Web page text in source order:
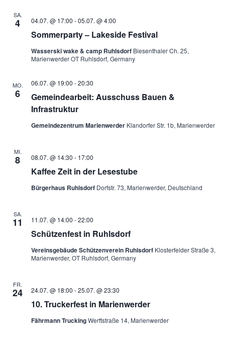
SA.
4
Sommerparty – Lakeside Festival
04.07. @ 17:00 -05.07. @ 4:00
Wasserski wake & camp Ruhlsdorf Biesenthaler Ch. 25,
Marienwerder OT Ruhlsdorf, Germany
MO.
6
Gemeindearbeit: Ausschuss Bauen &
Infrastruktur
06.07. @ 19:00 -20:30
Gemeindezentrum Marienwerder Klandorfer Str. 1b, Marienwerder
MI.
8
Kaffee Zeit in der Lesestube
08.07. @ 14:30 - 17:00
Bürgerhaus Ruhlsdorf Dorfstr. 73, Marienwerder, Deutschland
SA.
11
Schützenfest in Ruhlsdorf
11.07. @ 14:00 -22:00
Vereinsgebäude Schützenverein Ruhlsdorf Klosterfelder Straße 3,
Marienwerder, OT Ruhlsdorf, Germany
FR.
24
10. Truckerfest in Marienwerder
24.07. @ 18:00 -25.07. @ 23:30
Fährmann TruckingWerftstraße 14, Marienwerder